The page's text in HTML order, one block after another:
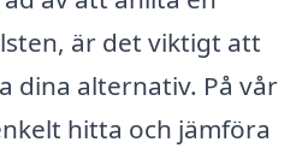
är det viktigt att
dina alternativ. På vår
hitta och jämföra